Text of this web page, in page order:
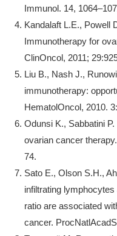
Immunol. 14,
Kandalaft L.E., Powell
Immunotherapy for
ClinOncol, 2011;
Liu B., Nash J.,
immunotherapy:
HematolOncol, 2010.
Odunsi K., Sabbatini
ovarian cancer
74.
Sato E., Olson S.H.,
infiltrating
ratio are associated
cancer.